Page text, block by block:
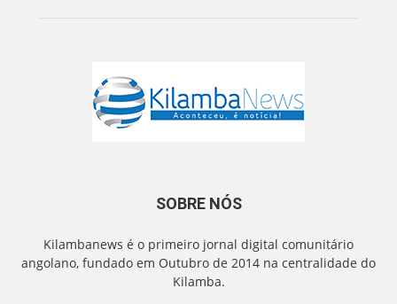
SOBRE NÓS
Kilambanews é o primeiro jornal digital comunitário
angolano, fundado em Outubro de 2014 na centralidade do
Kilamba.